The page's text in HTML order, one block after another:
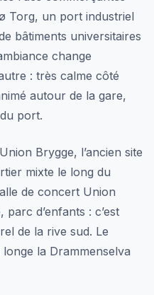
Torg, un port industriel
bâtiments universitaires
change
: très calme côté
autour de la gare,
port.
Brygge, l’ancien site
mixte le long du
de concert Union
d’enfants : c’est
de la rive sud. Le
la Drammenselva